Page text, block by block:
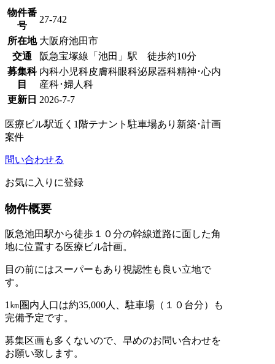
物件番
号
27-742
所在地 大阪府池田市
交通
阪急宝塚線「池田」駅 徒歩約10分
募集科
目
内科小児科皮膚科眼科泌尿器科精神･心内
産科･婦人科
更新日 2026-7-7
医療ビル駅近く 1階テナント 駐車場あり 新築･計画
案件
問い合わせる
お気に入りに登録
物件概要
阪急池田駅から徒歩１０分の幹線道路に面した角
地に位置する医療ビル計画。
目の前にはスーパーもあり視認性も良い立地で
す。
1㎞圏内人口は約35,000人、駐車場（１０台分）も
完備予定です。
募集区画も多くないので、早めのお問い合わせを
お願い致します。